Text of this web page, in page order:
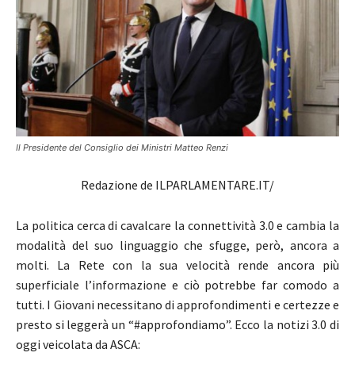
Il Presidente del Consiglio dei Ministri Matteo Renzi
Redazione de ILPARLAMENTARE.IT/
La politica cerca di cavalcare la connettività 3.0 e cambia la
modalità del suo linguaggio che sfugge, però, ancora a
molti. La Rete con la sua velocità rende ancora più
superficiale l’informazione e ciò potrebbe far comodo a
tutti. I Giovani necessitano di approfondimenti e certezze e
presto si leggerà un “#approfondiamo”. Ecco la notizi 3.0 di
oggi veicolata da ASCA: